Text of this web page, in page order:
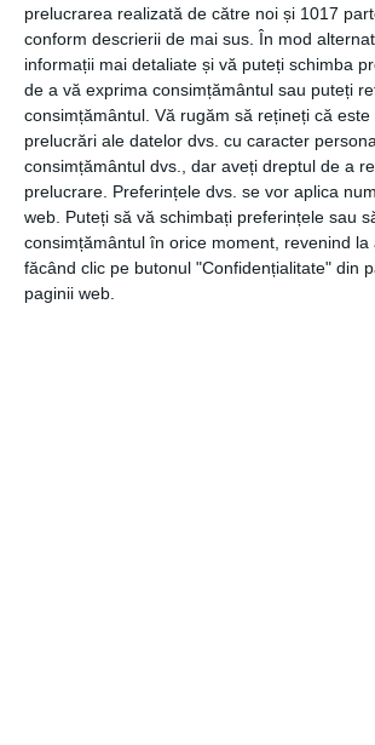
prelucrarea realizată de către noi și 1017
conform descrierii de mai sus. În mod
informații mai detaliate și vă puteți schimba
de a vă exprima consimțământul sau puteți
consimțământul. Vă rugăm să rețineți că
prelucrări ale datelor dvs. cu caracter
consimțământul dvs., dar aveți dreptul de a
prelucrare. Preferințele dvs. se vor aplica
web. Puteți să vă schimbați preferințele sau
consimțământul în orice moment, revenind la
făcând clic pe butonul "Confidențialitate" din
paginii web.
Analiza in detaliu a site-ului i-drpciv.ro.
ofere toate informatiile necesare unui
dar si unui sofer care are deja experienta.
Abordarea examenului cu incredere.
soferi, fie ca este vorba despre cel
cel practic, trebuie sa fie sustinut cu
CATEGORII
AUTO